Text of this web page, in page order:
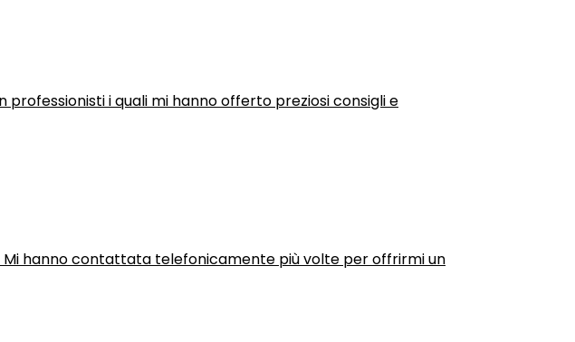
i quali mi hanno offerto preziosi consigli e
hanno contattata telefonicamente più volte per offrirmi un